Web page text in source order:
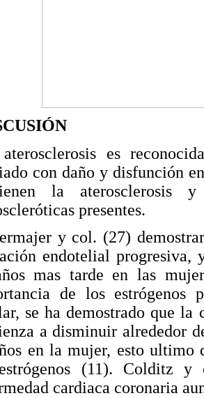
es
con daño y disfunción
la aterosclerosis
presentes.
y col. (27)
endotelial progresiva,
mas tarde en las
de los estrógenos
se ha demostrado que la
a disminuir alrededor
en la mujer, esto ultimo
(11). Colditz
cardiaca coronaria